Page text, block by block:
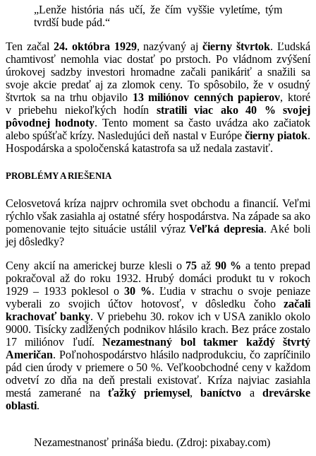
„Lenže história nás učí, že čím vyššie vyletíme, tým
tvrdší bude pád.“
Ten začal 24. októbra 1929, nazývaný ajčierny štvrtok. Ľudská
chamtivosť nemohla viac dostať po prstoch. Po vládnom zvýšení
úrokovej sadzby investori hromadne začali panikáriť a snažili sa
svoje akcie predať aj za zlomok ceny. To spôsobilo, že v osudný
štvrtok sa na trhu objavilo 13 miliónov cenných papierov, ktoré
v priebehu niekoľkých hodín stratili viac ako 40 % svojej
pôvodnej hodnoty. Tento moment sa často uvádza ako začiatok
alebo spúšťač krízy. Nasledujúci deň nastal v Európe čierny piatok.
Hospodárska a spoločenská katastrofa sa už nedala zastaviť.
PROBLÉMY A RIEŠENIA
Celosvetová kríza najprv ochromila svet obchodu a financií. Veľmi
rýchlo však zasiahla aj ostatné sféry hospodárstva. Na západe sa ako
pomenovanie tejto situácie ustálil výrazVeľká depresia. Aké boli
jej dôsledky?
Ceny akcií na americkej burze klesli o 75 až 90 % a tento prepad
pokračoval až do roku 1932. Hrubý domáci produkt tu v rokoch
1929 – 1933 poklesol o 30 %. Ľudia v strachu o svoje peniaze
vyberali zo svojich účtov hotovosť, v dôsledku čoho začali
krachovať banky. V priebehu 30. rokov ich v USA zaniklo okolo
9000. Tisícky zadĺžených podnikov hlásilo krach. Bez práce zostalo
17 miliónov ľudí.Nezamestnaný bol takmer každý štvrtý
Američan. Poľnohospodárstvo hlásilo nadprodukciu, čo zapríčinilo
pád cien úrody v priemere o 50 %. Veľkoobchodné ceny v každom
odvetví zo dňa na deň prestali existovať. Kríza najviac zasiahla
mestá zamerané na ťažký priemysel,baníctvo adrevárske
oblasti.
Nezamestnanosť prináša biedu. (Zdroj: pixabay.com)